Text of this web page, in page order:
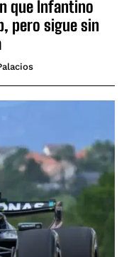
que Infantino
pero sigue sin